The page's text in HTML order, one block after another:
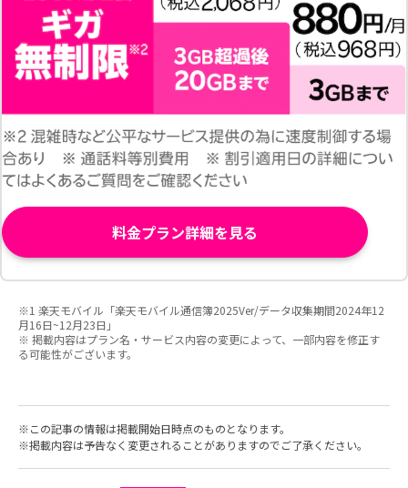
料金プラン詳細を見る
※1 楽天モバイル「楽天モバイル通信簿2025Ver/データ収集期間2024年12
月16日~12月23日」
※ 掲載内容はプラン名・サービス内容の変更によって、一部内容を修正す
る可能性がございます。
この記事の情報は掲載開始日時点のものとなります。
掲載内容は予告なく変更されることがありますのでご了承ください。